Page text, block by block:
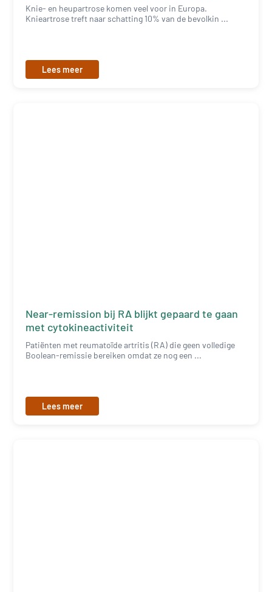
Knie- en heupartrose komen veel voor in Europa.
Knieartrose treft naar schatting 10% van de bevolkin ...
Lees meer
Near-remission bij RA blijkt gepaard te gaan
met cytokineactiviteit
Patiënten met reumatoïde artritis (RA) die geen volledige
Boolean-remissie bereiken omdat ze nog een ...
Lees meer